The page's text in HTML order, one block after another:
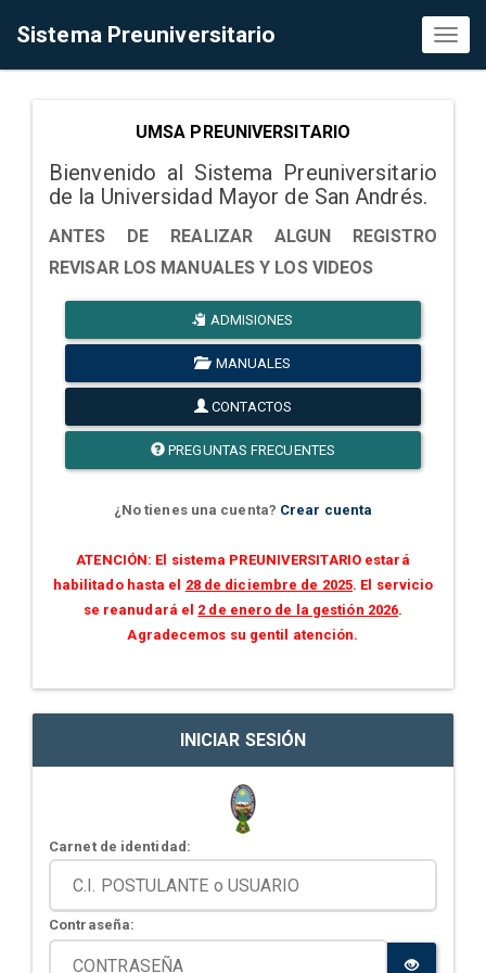
Sistema Preuniversitario
UMSA PREUNIVERSITARIO
Bienvenido al Sistema Preuniversitario
de la Universidad Mayor de San Andrés.
ANTES DE REALIZAR ALGUN REGISTRO
REVISAR LOS MANUALES Y LOS VIDEOS
ADMISIONES
MANUALES
CONTACTOS
PREGUNTAS FRECUENTES
¿No tienes una cuenta? Crear cuenta
ATENCIÓN: El sistema PREUNIVERSITARIO estará
habilitado hasta el 28 de diciembre de 2025. El servicio
se reanudará el 2 de enero de la gestión 2026.
Agradecemos su gentil atención.
INICIAR SESIÓN
Carnet de identidad:
Contraseña: